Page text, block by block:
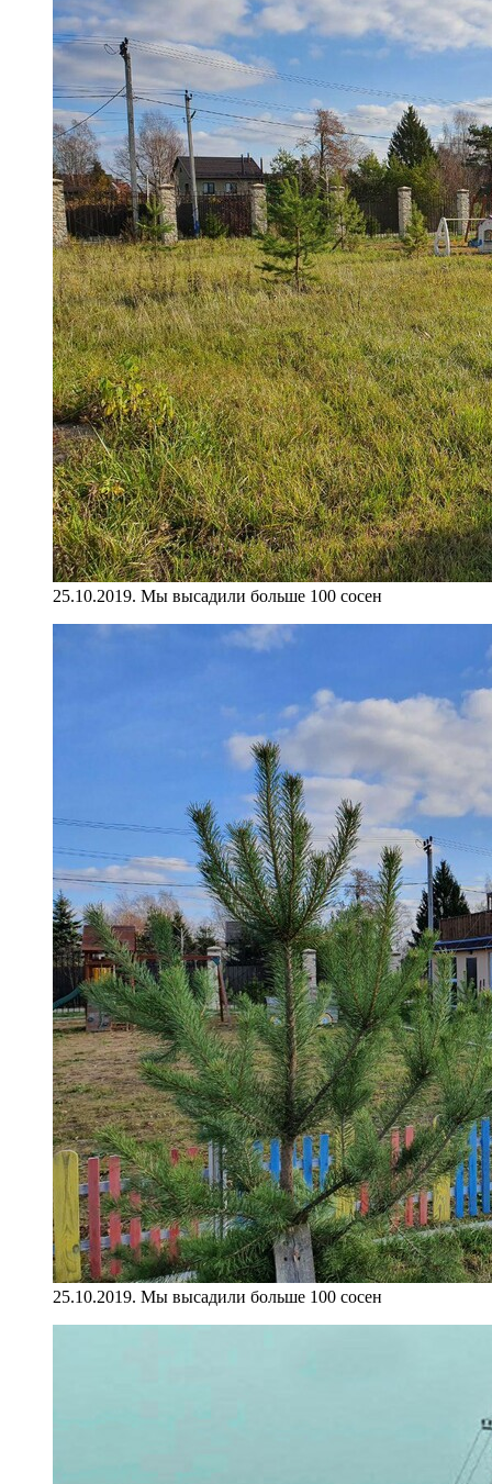
25.10.2019. Мы высадили больше 100 сосен
25.10.2019. Мы высадили больше 100 сосен